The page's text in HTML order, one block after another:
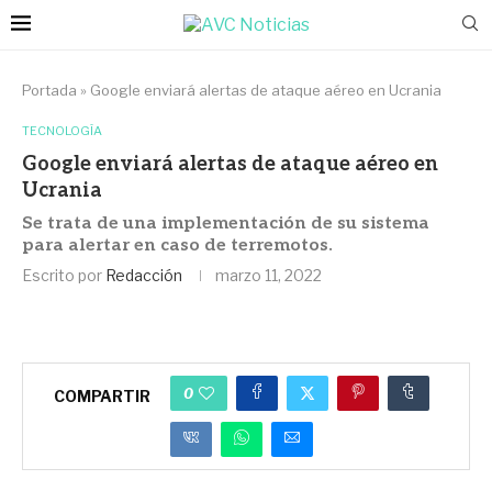
Portada » Google enviará alertas de ataque aéreo en Ucrania
TECNOLOGÍA
Google enviará alertas de ataque aéreo en
Ucrania
Se trata de una implementación de su sistema
para alertar en caso de terremotos.
Escrito por Redacción marzo 11, 2022
COMPARTIR 0